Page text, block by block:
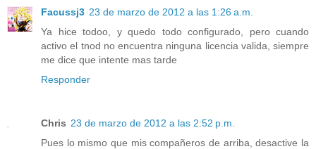
Facussj3 23 de marzo de 2012 a las 1:26 a.m.
Ya hice todoo, y quedo todo configurado, pero cuando
activo el tnod no encuentra ninguna licencia valida, siempre
me dice que intente mas tarde
Responder
Chris 23 de marzo de 2012 a las 2:52 p.m.
Pues lo mismo que mis compañeros de arriba, desactive la